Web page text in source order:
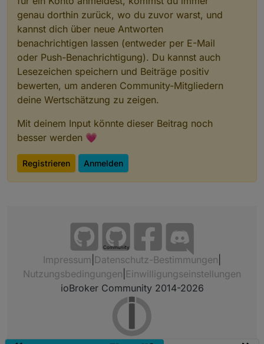
genau dorthin zurück, wo du zuvor warst, und
kannst dich über neue Antworten
benachrichtigen lassen (entweder per E-Mail
oder Push-Benachrichtigung). Du kannst auch
Lesezeichen speichern und Beiträge positiv
bewerten, um anderen Community-Mitgliedern
deine Wertschätzung zu zeigen.
Mit deinem Input könnte dieser Beitrag noch
besser werden 💗
Registrieren Anmelden
Community
Impressum Datenschutz-Bestimmungen
Nutzungsbedingungen Einwilligungseinstellungen
ioBroker Community 2014-2026